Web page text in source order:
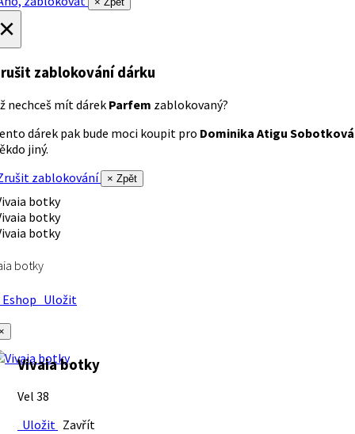
zablokování dárku
nechceš mít dárek Parfem zablokovaný?
dárek pak bude moci koupit pro Dominika Atigu Sobotková
jiný.
zablokování
× Zpět
botky
Uložit
Vivaia botky
Vel 38
Uložit Zavřít